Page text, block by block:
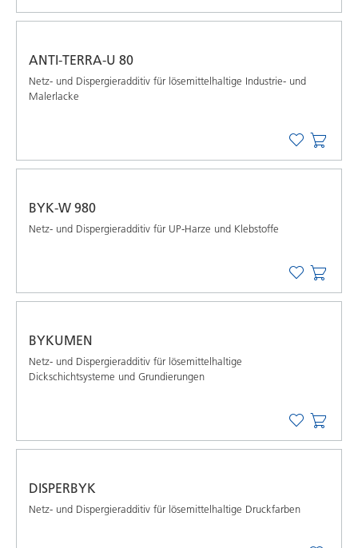
ANTI-TERRA-U 80
Netz- und Dispergieradditiv für lösemittelhaltige Industrie- und
Malerlacke
BYK-W 980
Netz- und Dispergieradditiv für UP-Harze und Klebstoffe
BYKUMEN
Netz- und Dispergieradditiv für lösemittelhaltige
Dickschichtsysteme und Grundierungen
DISPERBYK
Netz- und Dispergieradditiv für lösemittelhaltige Druckfarben